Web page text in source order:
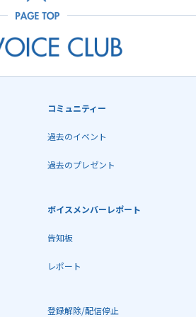
コミュニティー
過去のイベント
過去のプレゼント
ボイスメンバーレポート
告知板
レポート
登録解除/配信停止